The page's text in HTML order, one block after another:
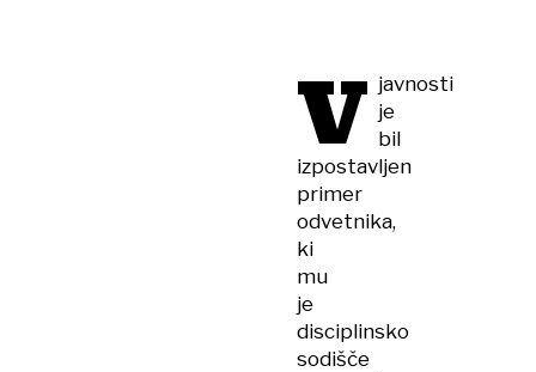
V javnosti
je
bil
izpostavljen
primer
odvetnika,
ki
mu
je
disciplinsko
sodišče